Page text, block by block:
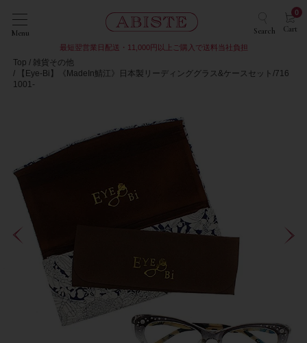
Menu Search Cart
0
最短翌営業日配送・11,000円以上ご購入で送料当社負担
Top
雑貨その他
【Eye-Bi】《MadeIn鯖江》日本製リーディンググラス&ケースセット/716
1001-